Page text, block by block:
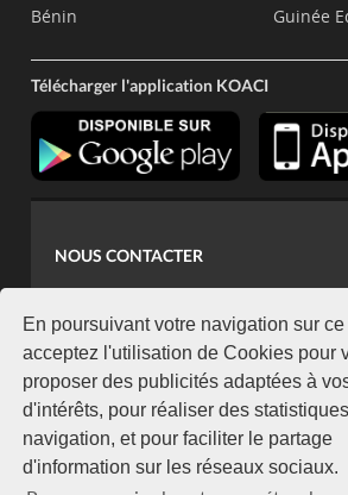
En poursuivant votre navigation sur
acceptez l'utilisation de Cookies pour
proposer des publicités adaptées à
d'intérêts, pour réaliser des
navigation, et pour faciliter le partage
d'information sur les réseaux sociaux.
Bénin
Guinée
Télécharger l'application KOACI
NOUS CONTACTER
koaci@yahoo.fr
+225 07 08 85 52 93
NEWSLETTER
Restez connecté via notre newsletter
S'abonner